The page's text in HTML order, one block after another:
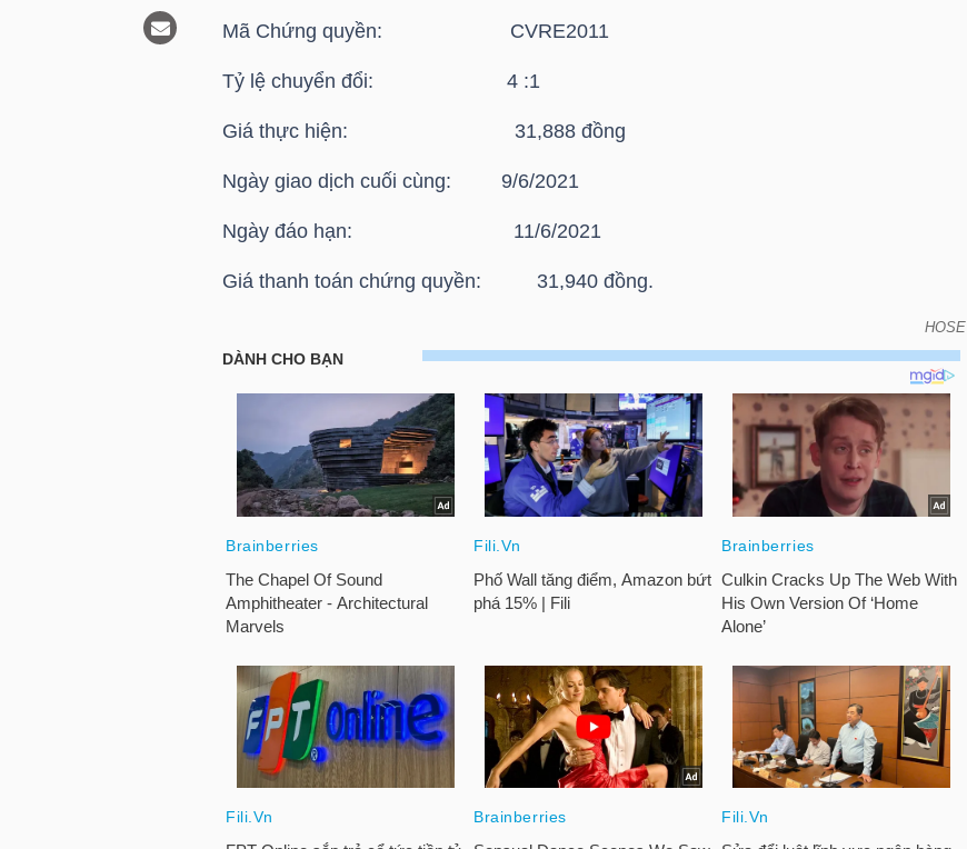
Mã Chứng quyền: CVRE2011
Tỷ lệ chuyển đổi: 4 :1
Giá thực hiện: 31,888 đồng
Ngày giao dịch cuối cùng: 9/6/2021
Ngày đáo hạn: 11/6/2021
Giá thanh toán chứng quyền: 31,940 đồng.
HOSE
HOSE: Thông báo giá thanh toán vào ngày đáo hạn của chứng quyền có bảo đảm -